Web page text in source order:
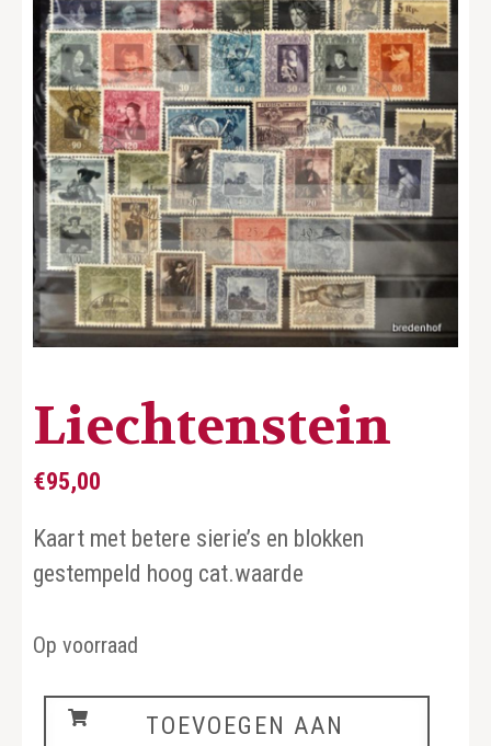
Liechtenstein
€95,00
Kaart met betere sierie’s en blokken
gestempeld hoog cat.waarde
Op voorraad
Liechtenstein
TOEVOEGEN AAN